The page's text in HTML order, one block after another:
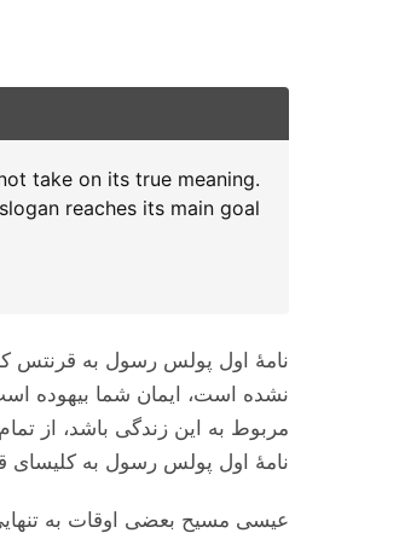
take on its true meaning.
reaches its main goal
نامۀ اول پولس رسول به قرنتس
نشده است، ایمان شما بیهوده
مربوط به این زندگی باشد، از
نامۀ اول پولس رسول به کلیسای قرنتس فصل 15
عیسی مسیح بعضی اوقات به